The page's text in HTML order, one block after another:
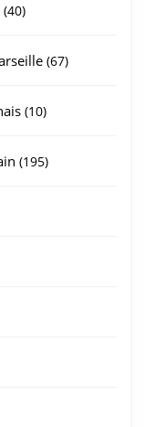
4040
6767
1010
195195